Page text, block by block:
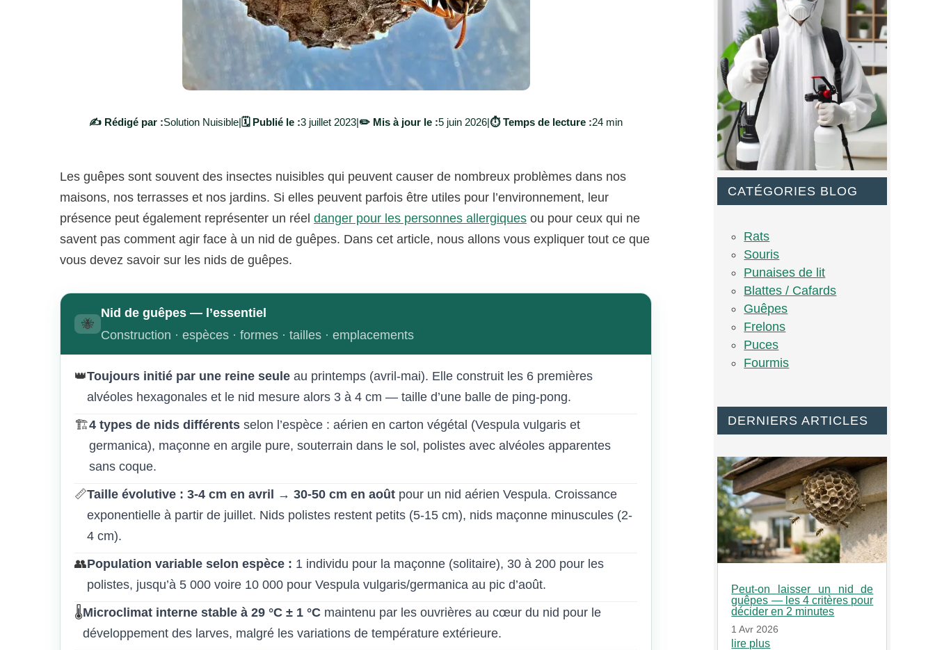
✍️ Rédigé par :Solution Nuisible|🗓️ Publié le :3 juillet 2023|✏️ Mis à jour le :5 juin 2026|⏱️ Temps de lecture :24 min
Les guêpes sont souvent des insectes nuisibles qui peuvent causer de nombreux problèmes dans nos
maisons, nos terrasses et nos jardins. Si elles peuvent parfois être utiles pour l’environnement, leur
présence peut également représenter un réel danger pour les personnes allergiquesou pour ceux qui ne
savent pas comment agir face à un nid de guêpes. Dans cet article, nous allons vous expliquer tout ce que
vous devez savoir sur les nids de guêpes.
🐝
Nid de guêpes — l’essentiel
Construction · espèces · formes · tailles · emplacements
👑Toujours initié par une reine seuleau printemps (avril-mai). Elle construit les 6 premières
alvéoles hexagonales et le nid mesure alors 3 à 4 cm — taille d’une balle de ping-pong.
🏗️4 types de nids différentsselon l’espèce : aérien en carton végétal (Vespula vulgaris et
germanica), maçonne en argile pure, souterrain dans le sol, polistes avec alvéoles apparentes
sans coque.
📏Taille évolutive : 3-4 cm en avril → 30-50 cm en aoûtpour un nid aérien Vespula. Croissance
exponentielle à partir de juillet. Nids polistes restent petits (5-15 cm), nids maçonne minuscules (2-
4 cm).
👥Population variable selon espèce : 1 individu pour la maçonne (solitaire), 30 à 200 pour les
polistes, jusqu’à 5 000 voire 10 000 pour Vespula vulgaris/germanica au pic d’août.
🌡️Microclimat interne stable à 29 °C ± 1 °Cmaintenu par les ouvrières au cœur du nid pour le
développement des larves, malgré les variations de température extérieure.
CATÉGORIES BLOG
Rats
Souris
Punaises de lit
Blattes / Cafards
Guêpes
Frelons
Puces
Fourmis
DERNIERS ARTICLES
Peut-on laisser un nid de
guêpes — les 4 critères pour
décider en 2 minutes
1 Avr 2026
lire plus